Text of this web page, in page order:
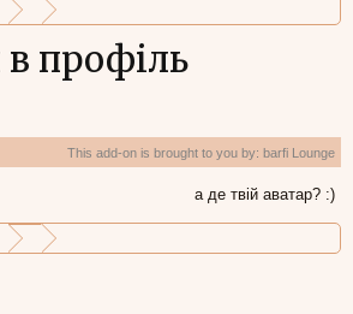
профіль
This add-on is brought to you by: barfi Lounge
а де твій аватар? :)